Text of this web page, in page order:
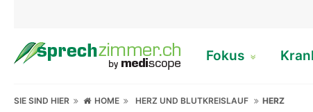
Fokus
SIE SIND HIER HOME HERZ UND BLUTKREISLAUF HERZ